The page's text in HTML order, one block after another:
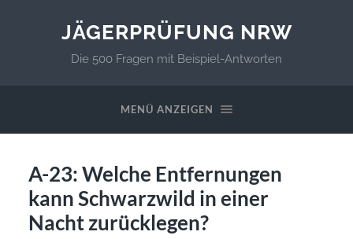
JÄGERPRÜFUNG NRW
Die 500 Fragen mit Beispiel-Antworten
MENÜ ANZEIGEN
A-23: Welche Entfernungen
kann Schwarzwild in einer
Nacht zurücklegen?